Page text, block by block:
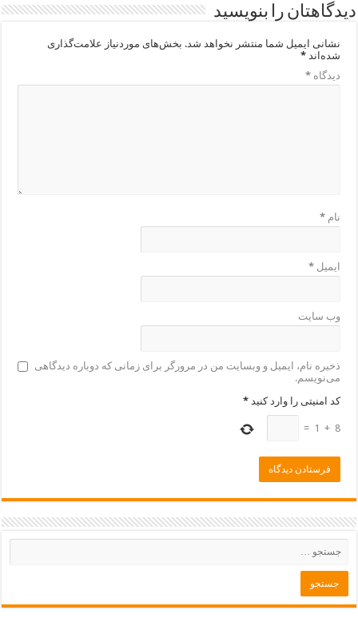
دیدگاهتان را بنویسید
نشانی ایمیل شما منتشر نخواهد شد. بخش‌های موردنیاز علامت‌گذاری
شده‌اند*
دیدگاه*
نام*
ایمیل*
وب‌ سایت
ذخیره نام، ایمیل و وبسایت من در مرورگر برای زمانی که دوباره دیدگاهی
می‌نویسم.
کد امنیتی را وارد کنید *
8
+
1
=